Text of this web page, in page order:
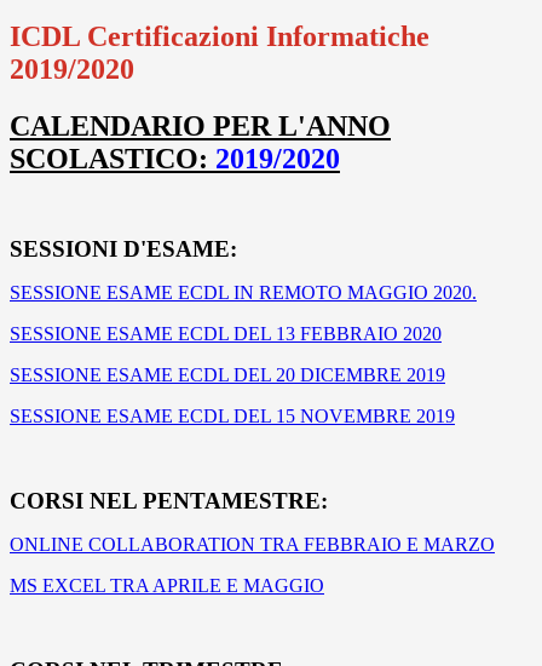
ICDL Certificazioni Informatiche
2019/2020
CALENDARIO PER L'ANNO
SCOLASTICO: 2019/2020
SESSIONI D'ESAME:
SESSIONE ESAME ECDL IN REMOTO MAGGIO 2020.
SESSIONE ESAME ECDL DEL 13 FEBBRAIO 2020
SESSIONE ESAME ECDL DEL 20 DICEMBRE 2019
SESSIONE ESAME ECDL DEL 15 NOVEMBRE 2019
CORSI NEL PENTAMESTRE:
ONLINE COLLABORATION TRA FEBBRAIO E MARZO
MS EXCEL TRA APRILE E MAGGIO